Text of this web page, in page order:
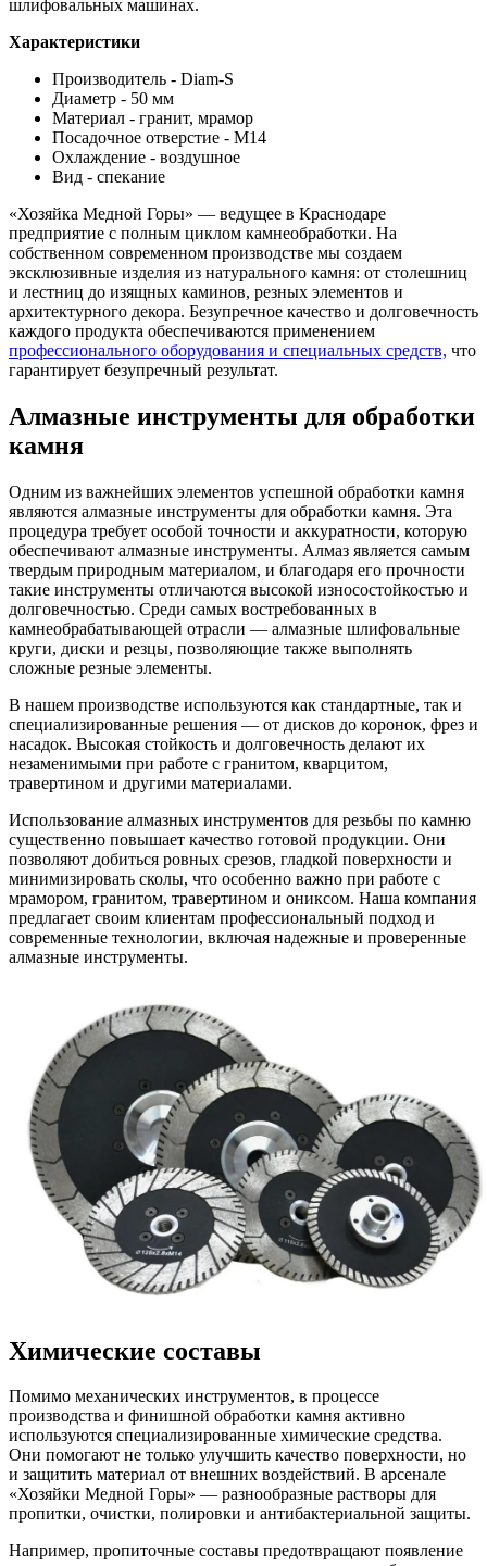
шлифовальных машинах.
Характеристики
Производитель - Diam-S
Диаметр - 50 мм
Материал - гранит, мрамор
Посадочное отверстие - М14
Охлаждение - воздушное
Вид - спекание
«Хозяйка Медной Горы» — ведущее в Краснодаре
предприятие с полным циклом камнеобработки. На
собственном современном производстве мы создаем
эксклюзивные изделия из натурального камня: от столешниц
и лестниц до изящных каминов, резных элементов и
архитектурного декора. Безупречное качество и долговечность
каждого продукта обеспечиваются применением
профессионального оборудования и специальных средств, что
гарантирует безупречный результат.
Алмазные инструменты для обработки
камня
Одним из важнейших элементов успешной обработки камня
являются алмазные инструменты для обработки камня. Эта
процедура требует особой точности и аккуратности, которую
обеспечивают алмазные инструменты. Алмаз является самым
твердым природным материалом, и благодаря его прочности
такие инструменты отличаются высокой износостойкостью и
долговечностью. Среди самых востребованных в
камнеобрабатывающей отрасли — алмазные шлифовальные
круги, диски и резцы, позволяющие также выполнять
сложные резные элементы.
В нашем производстве используются как стандартные, так и
специализированные решения — от дисков до коронок, фрез и
насадок. Высокая стойкость и долговечность делают их
незаменимыми при работе с гранитом, кварцитом,
травертином и другими материалами.
Использование алмазных инструментов для резьбы по камню
существенно повышает качество готовой продукции. Они
позволяют добиться ровных срезов, гладкой поверхности и
минимизировать сколы, что особенно важно при работе с
мрамором, гранитом, травертином и ониксом. Наша компания
предлагает своим клиентам профессиональный подход и
современные технологии, включая надежные и проверенные
алмазные инструменты.
Химические составы
Помимо механических инструментов, в процессе
производства и финишной обработки камня активно
используются специализированные химические средства.
Они помогают не только улучшить качество поверхности, но
и защитить материал от внешних воздействий. В арсенале
«Хозяйки Медной Горы» — разнообразные растворы для
пропитки, очистки, полировки и антибактериальной защиты.
Например, пропиточные составы предотвращают появление